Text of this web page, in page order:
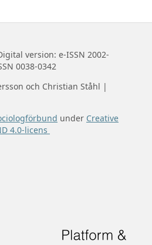
version: e-ISSN 2002-
0038-0342
och Christian Ståhl |
under Creative
4.0-licens